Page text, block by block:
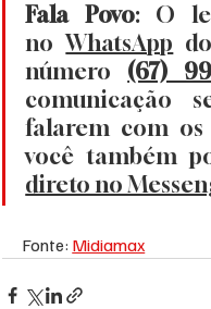
Fala Povo: O
no WhatsApp do
número (67)
comunicação
falarem com os
você também
direto no
Fonte: Midiamax